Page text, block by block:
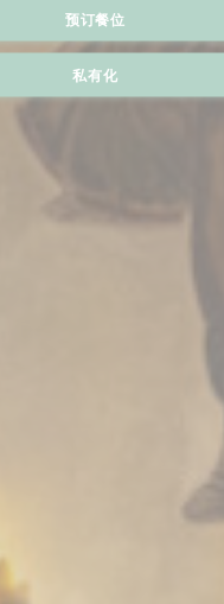
预订餐位
私有化